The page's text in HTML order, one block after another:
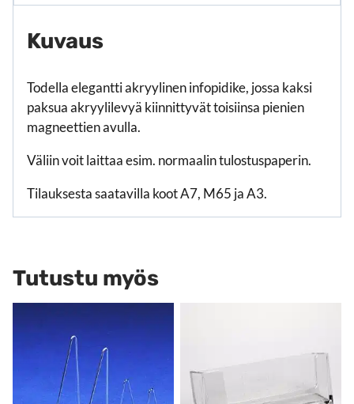
Kuvaus
Todella elegantti akryylinen infopidike, jossa kaksi
paksua akryylilevyä kiinnittyvät toisiinsa pienien
magneettien avulla.
Väliin voit laittaa esim. normaalin tulostuspaperin.
Tilauksesta saatavilla koot A7, M65 ja A3.
Tutustu myös